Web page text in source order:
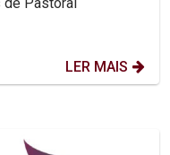
LER MAIS